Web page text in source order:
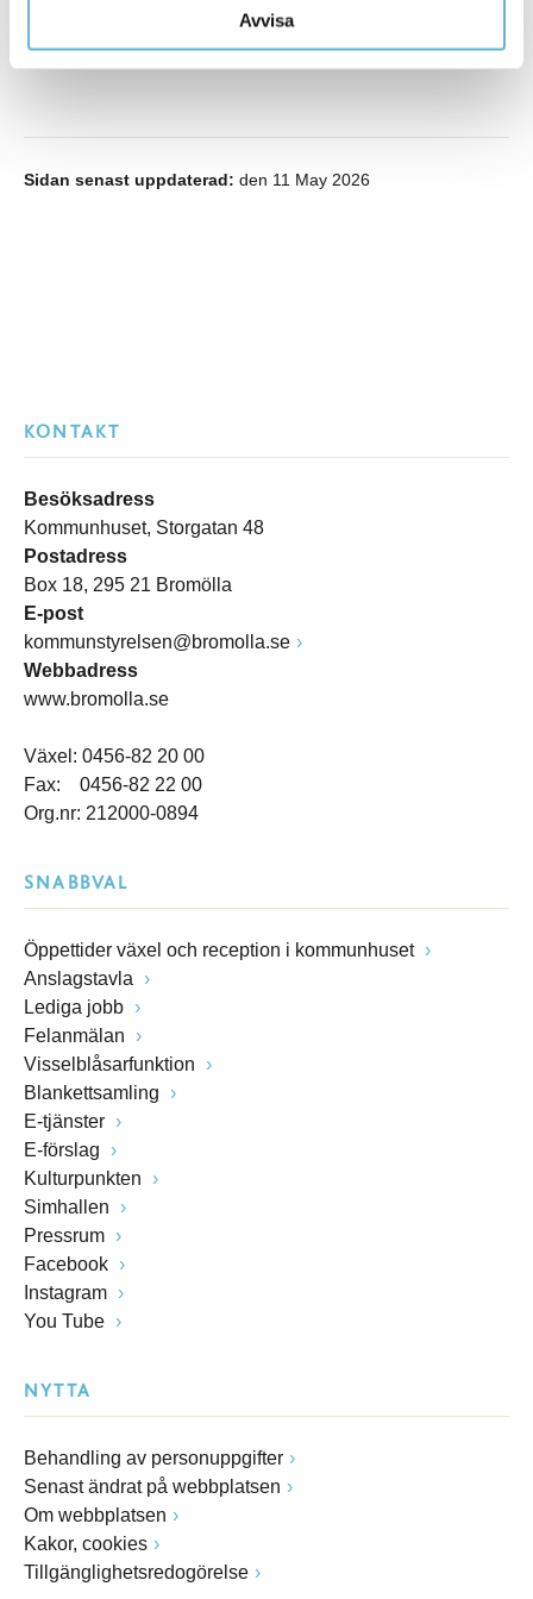
Avvisa
Läs mer
Sidan senast uppdaterad: den 11 May 2026
KONTAKT
Besöksadress
Kommunhuset, Storgatan 48
Postadress
Box 18, 295 21 Bromölla
E-post
kommunstyrelsen@bromolla.se
Webbadress
www.bromolla.se
Växel: 0456-82 20 00
Fax: 0456-82 22 00
Org.nr: 212000-0894
SNABBVAL
Öppettider växel och reception i kommunhuset
Anslagstavla
Lediga jobb
Felanmälan
Visselblåsarfunktion
Blankettsamling
E-tjänster
E-förslag
Kulturpunkten
Simhallen
Pressrum
Facebook
Instagram
You Tube
NYTTA
Behandling av personuppgifter
Senast ändrat på webbplatsen
Om webbplatsen
Kakor, cookies
Tillgänglighetsredogörelse